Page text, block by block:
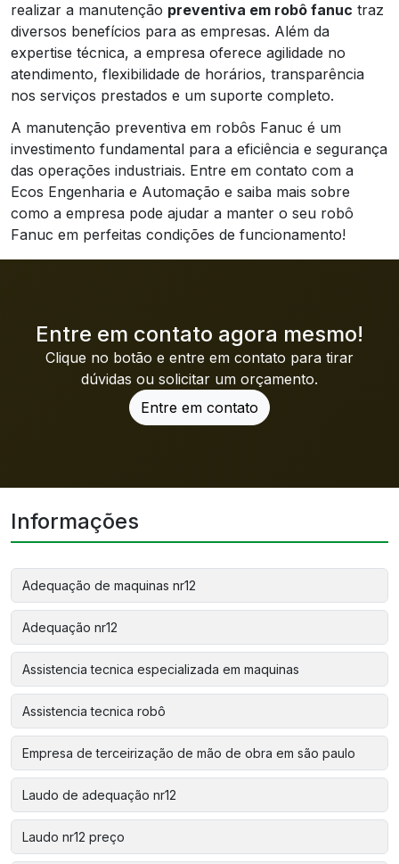
realizar a manutenção preventiva em robô fanuc traz
diversos benefícios para as empresas. Além da
expertise técnica, a empresa oferece agilidade no
atendimento, flexibilidade de horários, transparência
nos serviços prestados e um suporte completo.
A manutenção preventiva em robôs Fanuc é um
investimento fundamental para a eficiência e segurança
das operações industriais. Entre em contato com a
Ecos Engenharia e Automação e saiba mais sobre
como a empresa pode ajudar a manter o seu robô
Fanuc em perfeitas condições de funcionamento!
Entre em contato agora mesmo!
Clique no botão e entre em contato para tirar
dúvidas ou solicitar um orçamento.
Entre em contato
Informações
Adequação de maquinas nr12
Adequação nr12
Assistencia tecnica especializada em maquinas
Assistencia tecnica robô
Empresa de terceirização de mão de obra em são paulo
Laudo de adequação nr12
Laudo nr12 preço